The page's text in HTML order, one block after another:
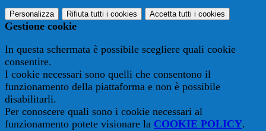
Personalizza Rifiuta tutti i cookies Accetta tutti i cookies
Gestione cookie
In questa schermata è possibile scegliere quali cookie
consentire.
I cookie necessari sono quelli che consentono il
funzionamento della piattaforma e non è possibile
disabilitarli.
Per conoscere quali sono i cookie necessari al
funzionamento potete visionare la COOKIE POLICY.